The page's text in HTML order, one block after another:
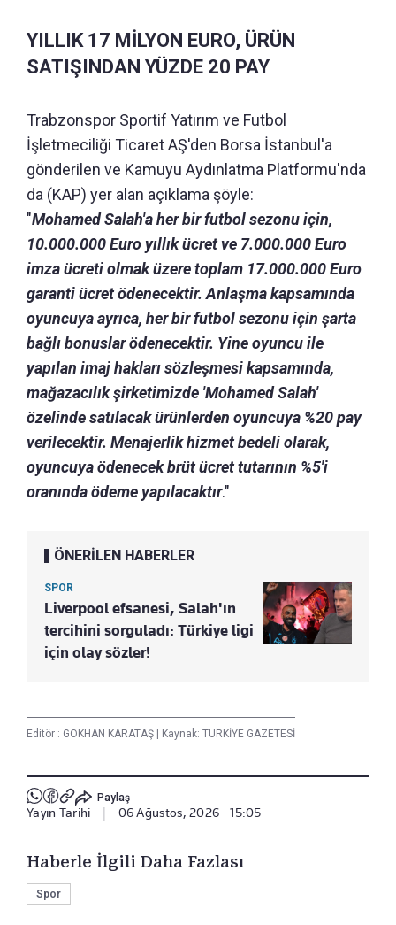
YILLIK 17 MİLYON EURO, ÜRÜN
SATIŞINDAN YÜZDE 20 PAY
Trabzonspor Sportif Yatırım ve Futbol
İşletmeciliği Ticaret AŞ'den Borsa İstanbul'a
gönderilen ve Kamuyu Aydınlatma Platformu'nda
da (KAP) yer alan açıklama şöyle:
"Mohamed Salah'a her bir futbol sezonu için,
10.000.000 Euro yıllık ücret ve 7.000.000 Euro
imza ücreti olmak üzere toplam 17.000.000 Euro
garanti ücret ödenecektir. Anlaşma kapsamında
oyuncuya ayrıca, her bir futbol sezonu için şarta
bağlı bonuslar ödenecektir. Yine oyuncu ile
yapılan imaj hakları sözleşmesi kapsamında,
mağazacılık şirketimizde 'Mohamed Salah'
özelinde satılacak ürünlerden oyuncuya %20 pay
verilecektir. Menajerlik hizmet bedeli olarak,
oyuncuya ödenecek brüt ücret tutarının %5'i
oranında ödeme yapılacaktır."
ÖNERİLEN HABERLER
SPOR
Liverpool efsanesi, Salah'ın
tercihini sorguladı: Türkiye ligi
için olay sözler!
Editör : GÖKHAN KARATAŞ Kaynak: TÜRKİYE GAZETESİ
Paylaş
Yayın Tarihi 06 Ağustos, 2026 - 15:05
Haberle İlgili Daha Fazlası
Spor